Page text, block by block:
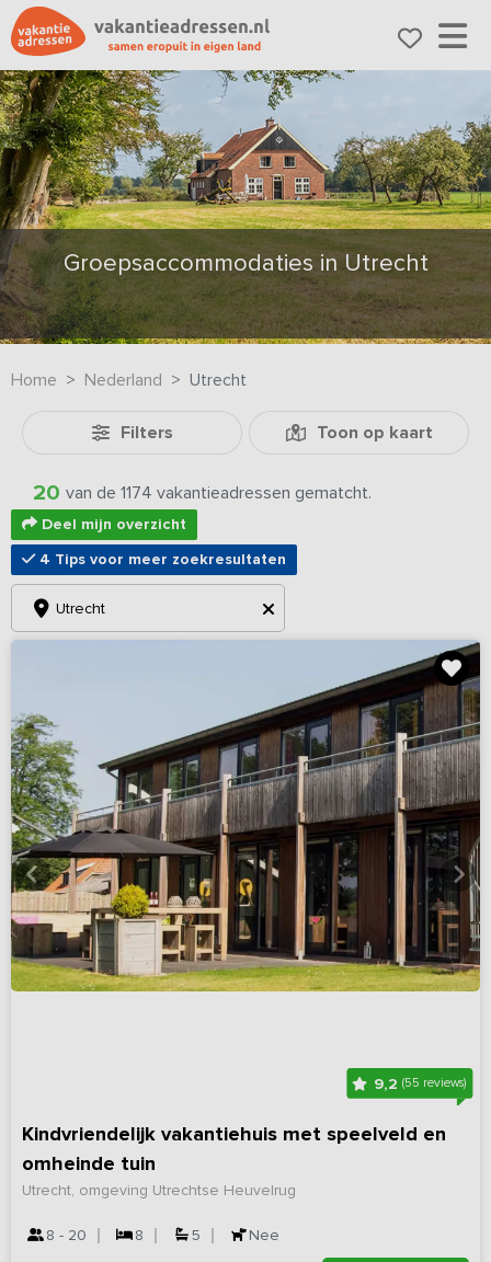
Groepsaccommodaties in Utrecht
Home Nederland Utrecht
Filters Toon op kaart
20 van de 1174 vakantieadressen gematcht.
Deel mijn overzicht
4 Tips voor meer zoekresultaten
Utrecht
9,2 (55 reviews)
Kindvriendelijk vakantiehuis met speelveld en
omheinde tuin
Utrecht, omgeving Utrechtse Heuvelrug
8 - 20 8 5 Nee